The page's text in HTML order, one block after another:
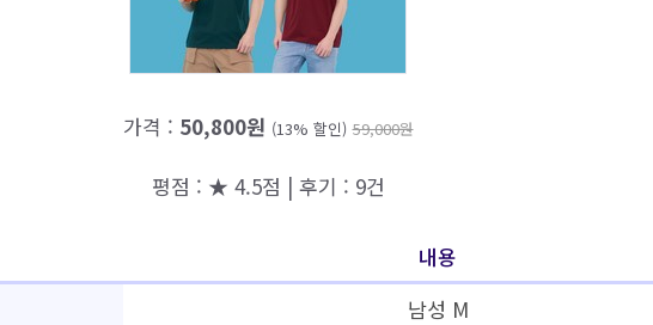
가격 : 50,800원 (13% 할인) 59,000원
평점 : ★ 4.5점 | 후기 : 9건
내용
남성 M